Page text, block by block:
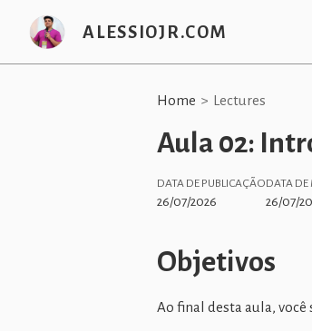
ALESSIOJR.COM
Home Lectures
Aula 02:
DATA DE PUBLICAÇÃO
26/07/2026
DATA
26/07/
Objetivos
Ao final desta aula, você